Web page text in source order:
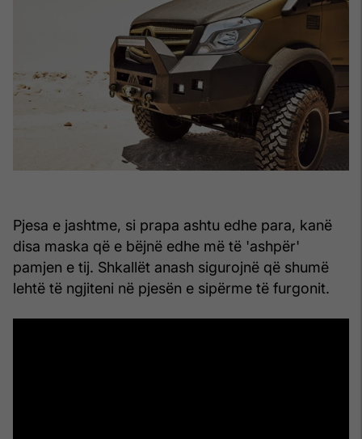
Pjesa e jashtme, si prapa ashtu edhe para, kanë
disa maska që e bëjnë edhe më të 'ashpër'
pamjen e tij. Shkallët anash sigurojnë që shumë
lehtë të ngjiteni në pjesën e sipërme të furgonit.